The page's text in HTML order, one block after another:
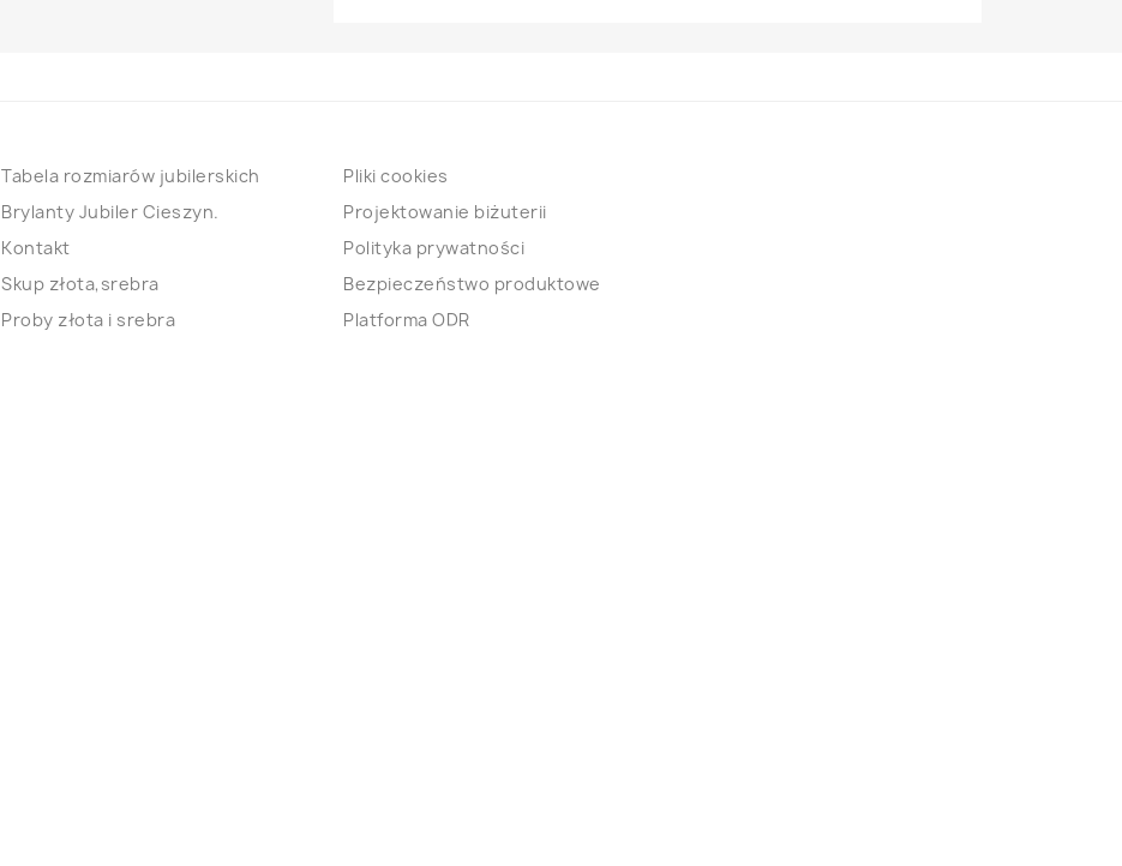
Tabela rozmiarów jubilerskich
Brylanty Jubiler Cieszyn.
Kontakt
Skup złota,srebra
Proby złota i srebra
Pliki cookies
Projektowanie biżuterii
Polityka prywatności
Bezpieczeństwo produktowe
Platforma ODR